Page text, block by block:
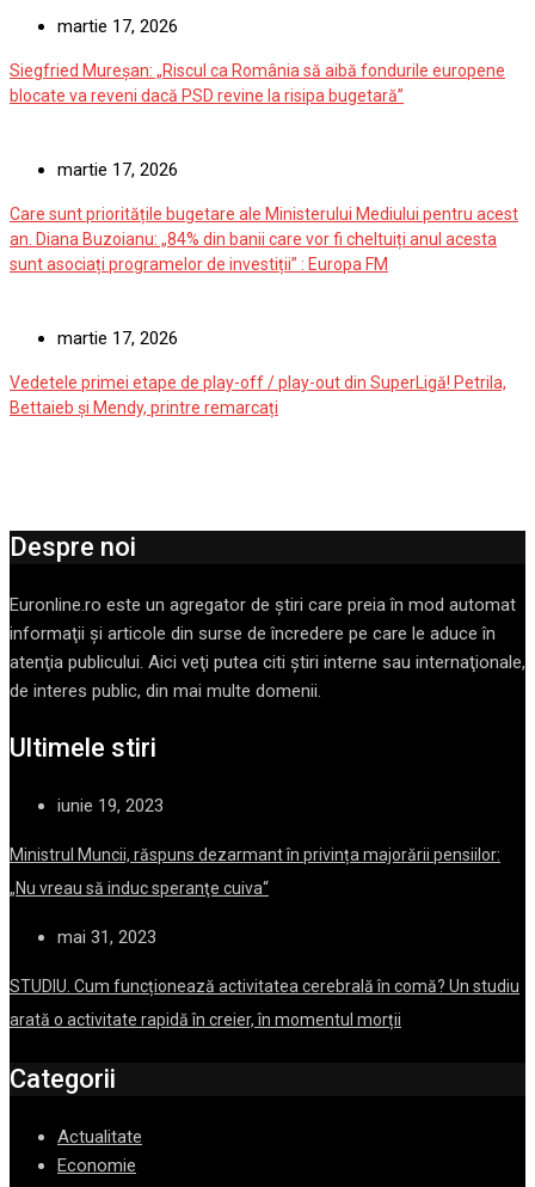
martie 17, 2026
Siegfried Mureșan: „Riscul ca România să aibă fondurile europene
blocate va reveni dacă PSD revine la risipa bugetară”
martie 17, 2026
Care sunt prioritățile bugetare ale Ministerului Mediului pentru acest
an. Diana Buzoianu: „84% din banii care vor fi cheltuiți anul acesta
sunt asociați programelor de investiții” : Europa FM
martie 17, 2026
Vedetele primei etape de play-off / play-out din SuperLigă! Petrila,
Bettaieb și Mendy, printre remarcați
Despre noi
Euronline.ro este un agregator de ştiri care preia în mod automat
informaţii şi articole din surse de încredere pe care le aduce în
atenţia publicului. Aici veţi putea citi ştiri interne sau internaţionale,
de interes public, din mai multe domenii.
Ultimele stiri
iunie 19, 2023
Ministrul Muncii, răspuns dezarmant în privința majorării pensiilor:
„Nu vreau să induc speranţe cuiva“
mai 31, 2023
STUDIU. Cum funcționează activitatea cerebrală în comă? Un studiu
arată o activitate rapidă în creier, în momentul morții
Categorii
Actualitate
Economie